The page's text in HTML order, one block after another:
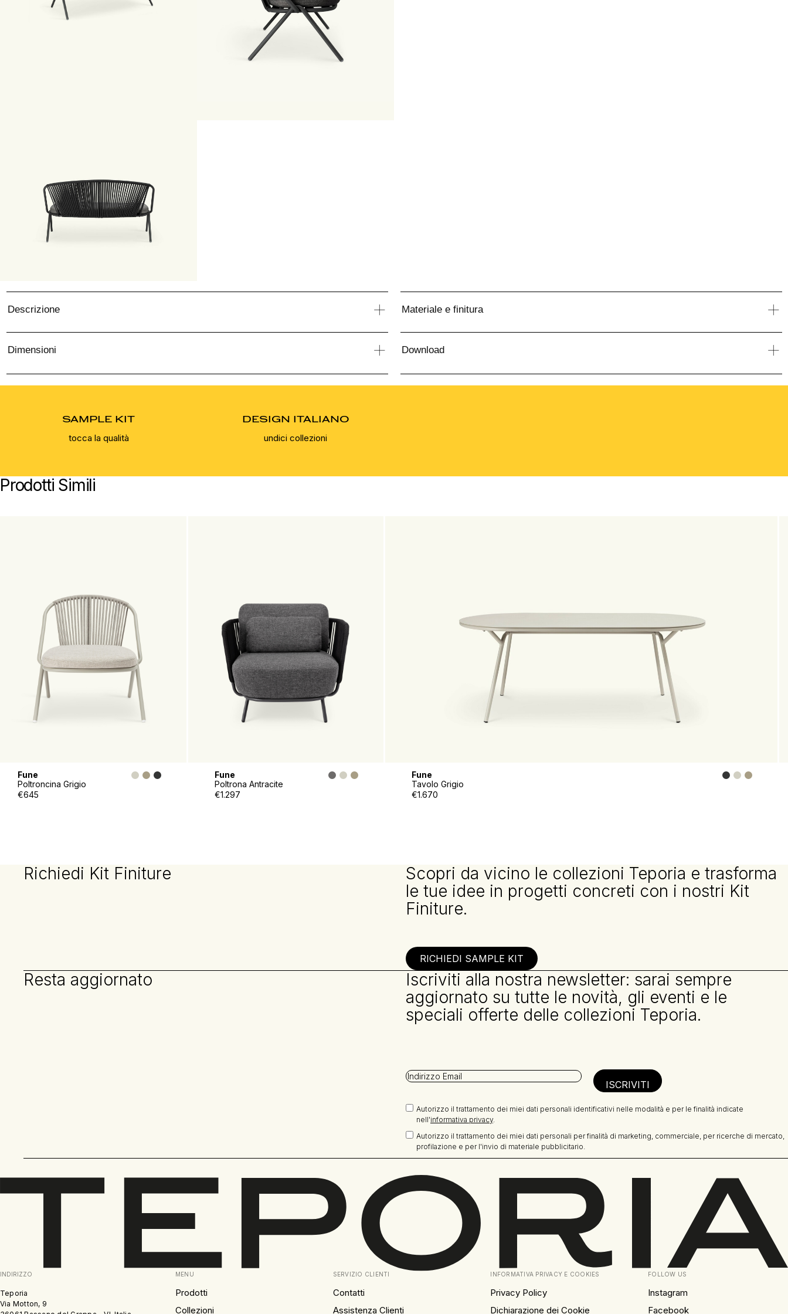
Descrizione
Dimensioni
Materiale e finitura
Download
SAMPLE KIT
tocca la qualità
DESIGN ITALIANO
undici collezioni
Prodotti Simili
Fune
Poltroncina Grigio
€645
Fune
Poltrona Antracite
€1.297
Fune
Tavolo Grigio
€1.670
Richiedi Kit Finiture
Scopri da vicino le collezioni Teporia e trasforma
le tue idee in progetti concreti con i nostri Kit
Finiture.
RICHIEDI SAMPLE KIT
Resta aggiornato
Iscriviti alla nostra newsletter: sarai sempre
aggiornato su tutte le novità, gli eventi e le
speciali offerte delle collezioni Teporia.
Autorizzo il trattamento dei miei dati personali identificativi nelle modalità e per le finalità indicate
nell'informativa privacy.
Autorizzo il trattamento dei miei dati personali per finalità di marketing, commerciale, per ricerche di mercato,
profilazione e per l'invio di materiale pubblicitario.
INDIRIZZO
Teporia
Via Motton, 9
MENU
Prodotti
Collezioni
SERVIZIO CLIENTI
Contatti
Assistenza Clienti
INFORMATIVA PRIVACY E COOKIES
Privacy Policy
Dichiarazione dei Cookie
FOLLOW US
Instagram
Facebook